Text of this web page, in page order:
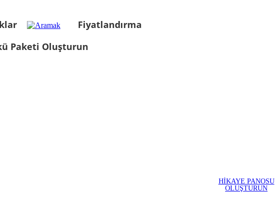
Fiyatlandırma
Paketi Oluşturun
HIKAYE PANOSU
OLUŞTURUN